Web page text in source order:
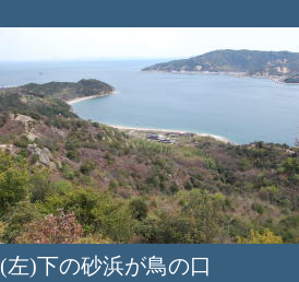
(左)下の砂浜が鳥の口 (